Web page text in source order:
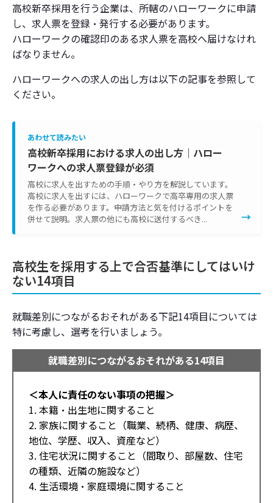
高校新卒採用を行う企業は、所轄のハローワークに申請
し、求人票を登録・発行する必要があります。
ハローワークの確認印のある求人票を高校へ届けなけれ
ばなりません。
ハローワークへの求人の出し方は以下の記事を参照して
ください。
あわせて読みたい
高校新卒採用における求人の出し方｜ハロー
ワークへの求人票登録が必須
高校に求人を出すための手順・やり方を解説しています。
高校に求人を出すには、ハローワークで高卒専用の求人票
を作る必要があります。申請方法と気を付けるポイントを
併せて説明。求人票の他にも高校に送付するべき...
→
高校生を採用する上で合否基準にしてはいけ
ない14項目
就職差別につながるおそれがある下記14項目については
特に考慮し、選考を行いましょう。
就職差別につながるおそれがある14項目
＜本人に責任のない事項の把握＞
1. 本籍・出生地に関すること
2. 家族に関すること（職業、続柄、健康、病歴、
地位、学歴、収入、資産など）
3. 住宅状況に関すること（間取り、部屋数、住宅
の種類、近隣の施設など）
4. 生活環境・家庭環境に関すること